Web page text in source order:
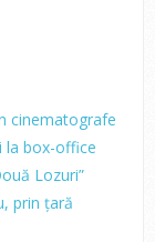
cinematografe
la box-office
Lozuri”
prin țară